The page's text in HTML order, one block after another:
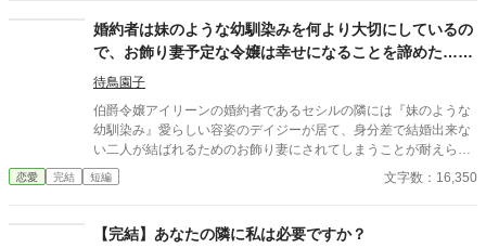
婚約者は妹のような幼馴染みを何より大切にしているの
で、お飾り妻予定な令嬢は幸せになることを諦めた……
はずでした。
待鳥園子
伯爵令嬢アイリーンの婚約者であるセシルの隣には『妹のような
幼馴染み』愛らしい容姿のデイジーが居て、身分差で結婚出来な
い二人が結ばれるためのお飾り妻にされてしまうことが耐えられ
なかった。 そして、二人がふざけて婚姻届を書いている光景を見
て、アイリーンは自分の我慢が限界に達そうとしているのを感じ
恋愛 完結 短編 文字数：16,350
【完結】あなたの隣に私は必要ですか？